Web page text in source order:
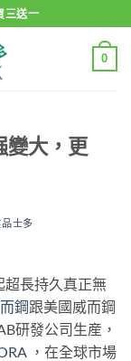
三送一
0
變大，更
士多
超長持久真正無
鋼跟美國威而鋼
研發公司生産，
，在全球市場